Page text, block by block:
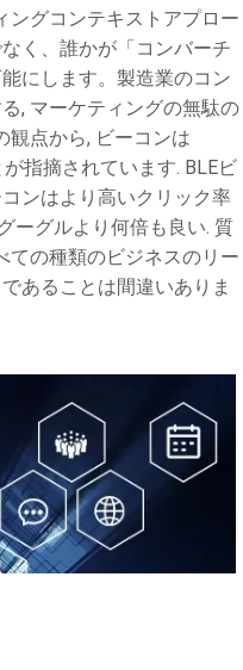
ングコンテキストアプロー
く、誰かが「コンバーチ
にします。製造業のコン
, マーケティングの無駄の
観点から, ビーコンは
指摘されています. BLEビ
ンはより高いクリック率
ーグルより何倍も良い. 質
ての種類のビジネスのリー
あることは間違いありま